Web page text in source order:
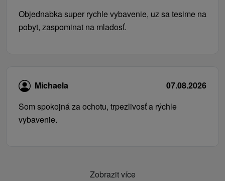
Objednabka super rychle vybavenie, uz sa tesime na
pobyt, zaspominat na mladosť.
Michaela
07.08.2026
Som spokojná za ochotu, trpezlivosť a rýchle
vybavenie.
Zobrazit více